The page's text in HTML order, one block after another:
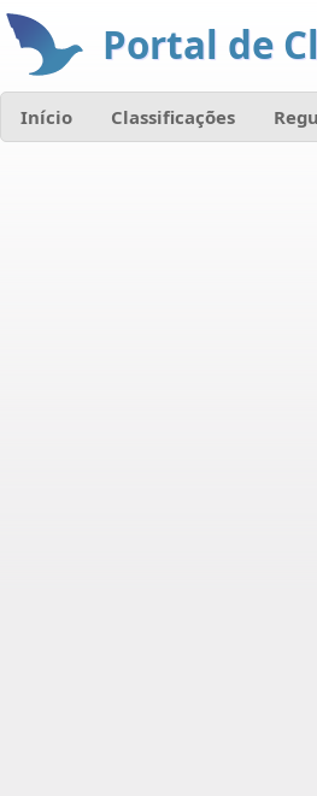
Portal de
Início Classificações